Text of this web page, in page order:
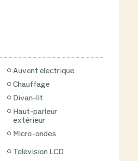
Auvent électrique
Chauffage
Divan-lit
Haut-parleur
extérieur
Micro-ondes
Télévision LCD